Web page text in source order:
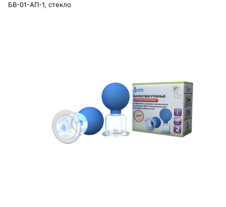
БВ-01-АП-1, стекло